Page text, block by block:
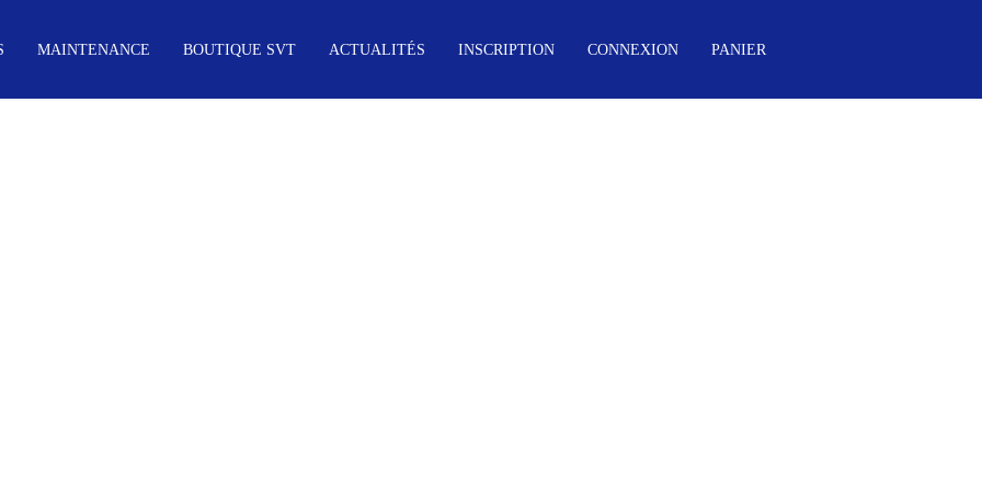
MAINTENANCE BOUTIQUE SVT ACTUALITÉS INSCRIPTION CONNEXION PANIER